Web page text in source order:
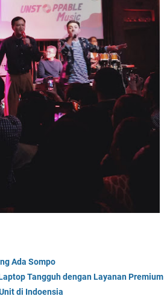
Ada Sompo
Tangguh dengan Layanan Premium
di Indoensia